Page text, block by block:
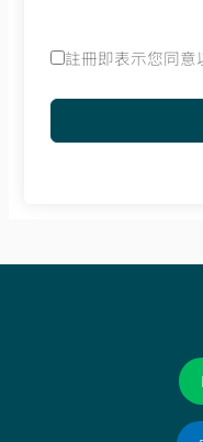
註冊即表示您同意